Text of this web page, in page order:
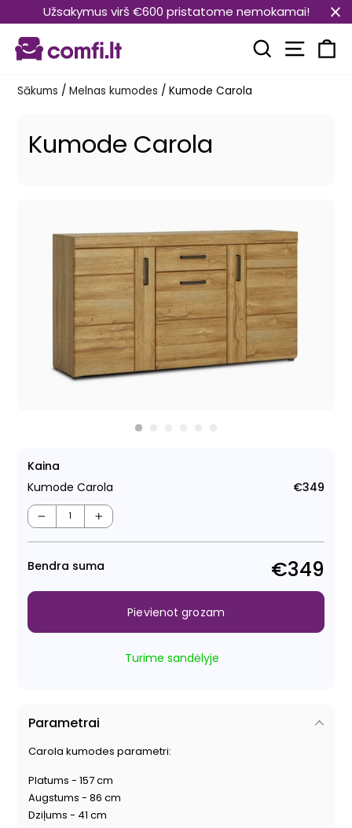
uz
saturu
Užsakymus virš €600 pristatome nemokamai!
Meklēt
Sākums / Melnas kumodes / Kumode Carola
Kumode Carola
Kaina
Kumode Carola
€349
− +
Bendra suma €349
Turime sandėlyje
Pievienot grozam
Parametrai
Carola kumodes parametri:
Platums - 157 cm
Augstums - 86 cm
Dziļums - 41 cm